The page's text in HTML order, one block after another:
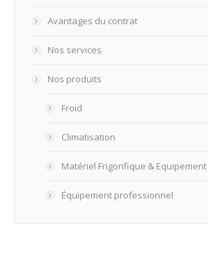
Avantages du contrat
Nos services
Nos produits
Froid
Climatisation
Matériel Frigorifique & Equipement
Équipement professionnel